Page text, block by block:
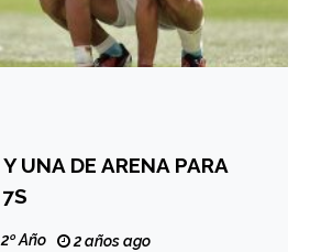
UNA DE ARENA PARA
Año 2 años ago